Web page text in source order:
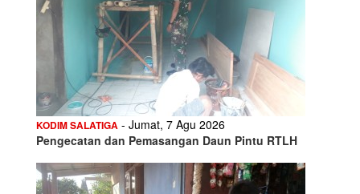
KODIM SALATIGA - Jumat, 7 Agu 2026
Pengecatan dan Pemasangan Daun Pintu RTLH